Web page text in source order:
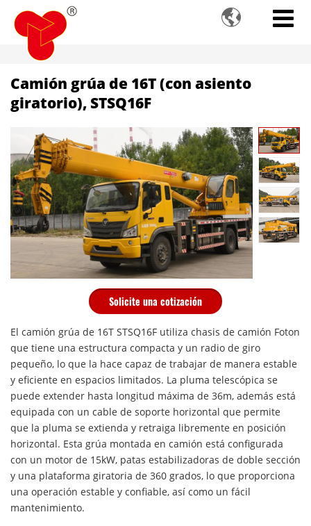

Camión grúa de 16T (con asiento
giratorio), STSQ16F
Solicite una cotización
El camión grúa de 16T STSQ16F utiliza chasis de camión Foton
que tiene una estructura compacta y un radio de giro
pequeño, lo que la hace capaz de trabajar de manera estable
y eficiente en espacios limitados. La pluma telescópica se
puede extender hasta longitud máxima de 36m, además está
equipada con un cable de soporte horizontal que permite
que la pluma se extienda y retraiga libremente en posición
horizontal. Esta grúa montada en camión está configurada
con un motor de 15kW, patas estabilizadoras de doble sección
y una plataforma giratoria de 360 grados, lo que proporciona
una operación estable y confiable, así como un fácil
mantenimiento.